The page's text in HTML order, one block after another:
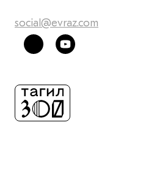
social@evraz.com